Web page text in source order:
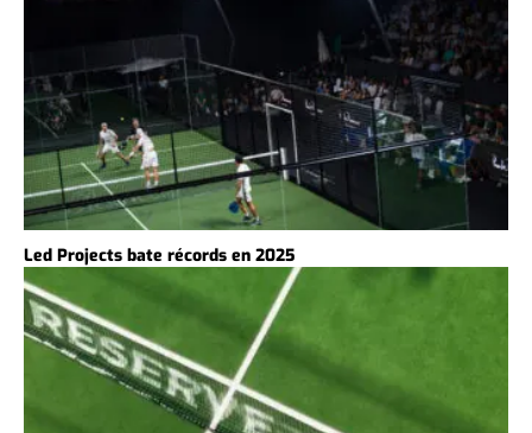
Led Projects bate récords en 2025